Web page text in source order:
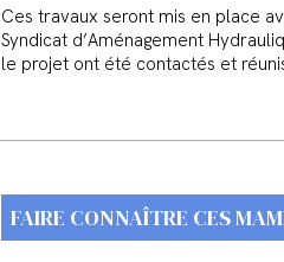
Ces travaux seront mis en place
Syndicat d’Aménagement
le projet ont été contactés et
FAIRE CONNAÎTRE CES